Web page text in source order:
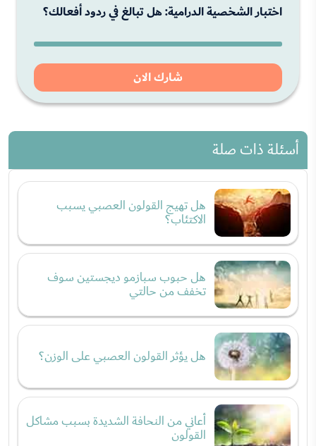
اختبار الشخصية الدرامية: هل تبالغ في ردود أفعالك؟
شارك الان
أسئلة ذات صلة
هل تهيج القولون العصبي يسبب
الاكتئاب؟
هل حبوب سبازمو ديجستين سوف
تخفف من حالتي
هل يؤثر القولون العصبي على الوزن؟
أعاني من النحافة الشديدة بسبب مشاكل
القولون